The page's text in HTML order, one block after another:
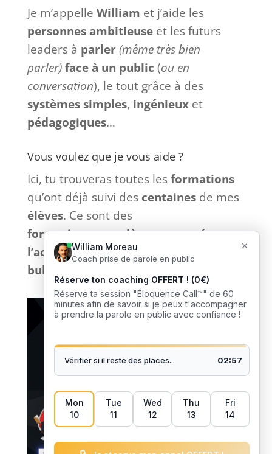
Je m’appelle William et j’aide les
personnes ambitieuseet les futurs
leaders à parler (même très bien
parler) face à un public (ou en
conversation), le tout grâce à des
systèmes simples, ingénieuxet
pédagogiques…
Vous voulez que je vous aide ?
Ici, tu trouveras toutes lesformations
qu’ont déjà suivi des centainesde mes
élèves. Ce sont des
formationscomplètesettournéesvers
l’actionsans bla-bla inutile et
bullshit